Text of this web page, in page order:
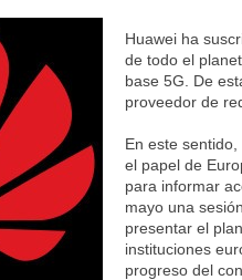
Huawei ha
de todo el
base 5G. De
proveedor de
En este
el papel de
para informar
mayo una
presentar el
instituciones
progreso del